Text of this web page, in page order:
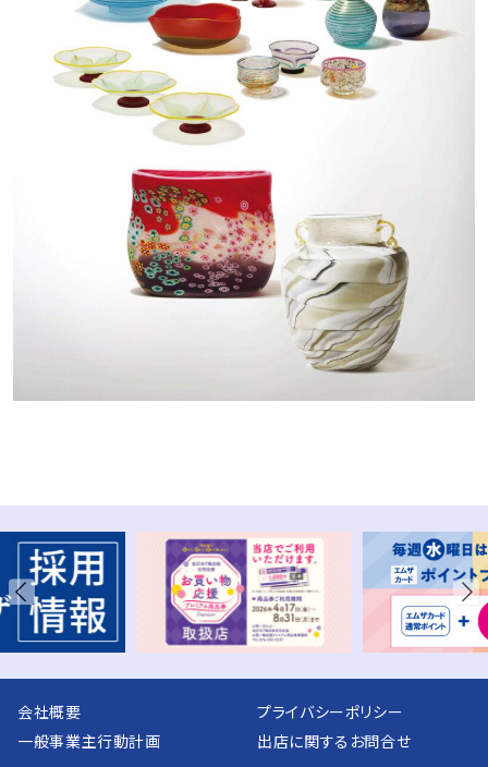
会社概要
プライバシーポリシー
一般事業主行動計画
出店に関するお問合せ